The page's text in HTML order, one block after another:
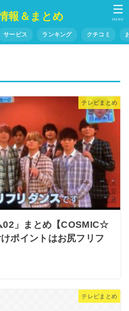
報＆まとめ
サービス ランキング クチコミ
MENU
テレビまとめ
02」まとめ【COSMIC☆
ポイントはお尻フリフ
テレビまとめ